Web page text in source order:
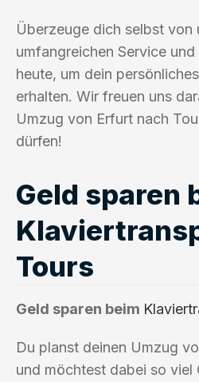
Überzeuge dich selbst von
umfangreichen Service
heute, um dein
erhalten. Wir freuen uns
Umzug von Erfurt nach
dürfen!
Geld sparen
Tours
Geld sparen beim
Du planst deinen Umzug
und möchtest dabei so viel